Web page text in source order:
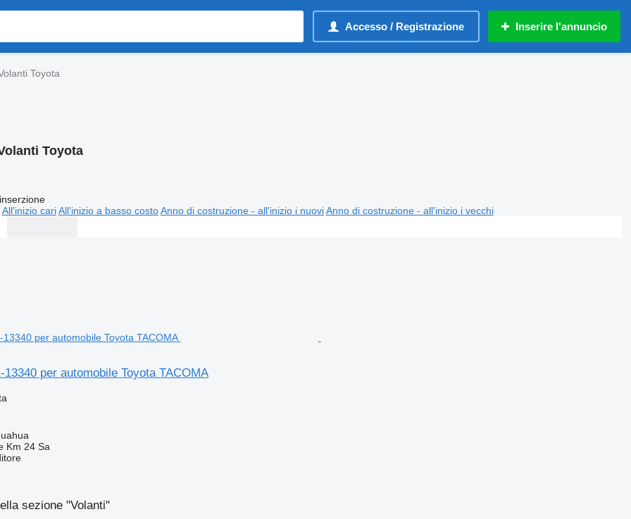
Accesso / Registrazione Inserire l'annuncio
Toyota
Toyota
All'inizio cari All'inizio a basso costo Anno di costruzione - all'inizio i nuovi Anno di costruzione - all'inizio i vecchi
13340 per automobile Toyota TACOMA
Km 24 Sa
sezione "Volanti"